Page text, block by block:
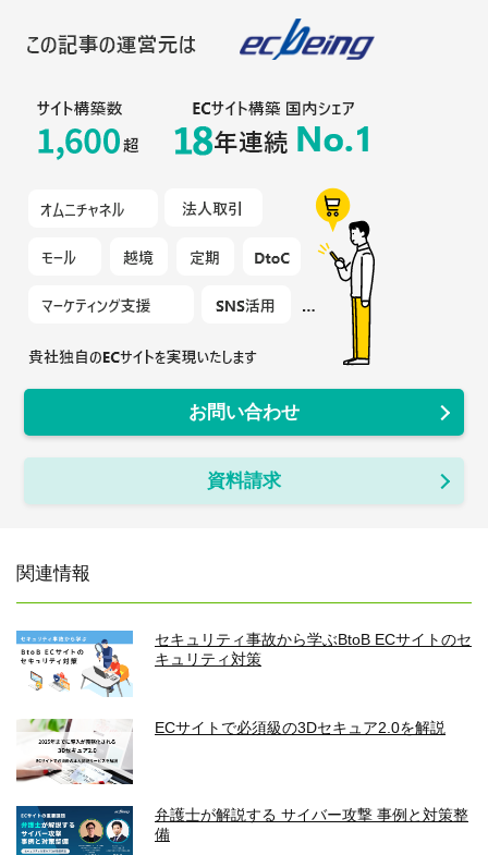
お問い合わせ
資料請求
関連情報
セキュリティ事故から学ぶBtoB ECサイトのセ
キュリティ対策
ECサイトで必須級の3Dセキュア2.0を解説
弁護士が解説する サイバー攻撃 事例と対策整
備